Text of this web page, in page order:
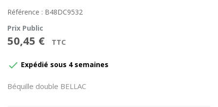
Référence : B48DC9532
Prix Public
50,45 € TTC
 Expédié sous 4 semaines
Béquille double BELLAC